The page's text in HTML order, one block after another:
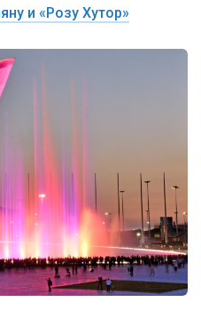
и «Розу Хутор»